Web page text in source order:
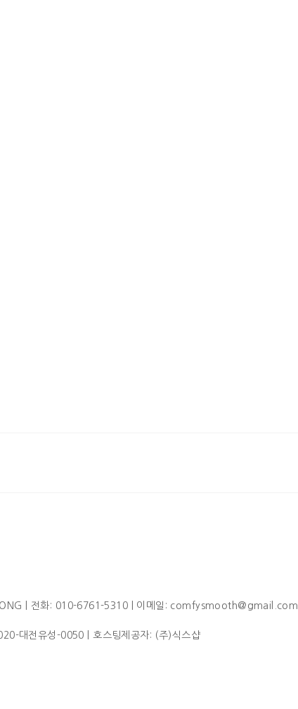
| 전화: 010-6761-5310 | 이메일: comfysmooth@gmail.com
대전유성-0050 | 호스팅제공자: (주)식스샵